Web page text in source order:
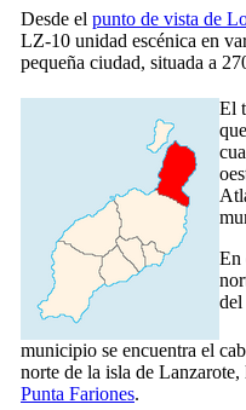
Desde el punto de vista de
LZ-10 unidad escénica en
pequeña ciudad, situada a
El
En
del
municipio se encuentra el
norte de la isla de Lanzarote,
Punta Fariones.